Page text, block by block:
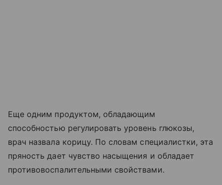
Еще одним продуктом, обладающим
способностью регулировать уровень глюкозы,
врач назвала корицу. По словам специалистки, эта
пряность дает чувство насыщения и обладает
противовоспалительными свойствами.